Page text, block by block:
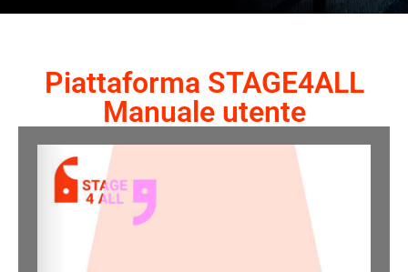
Piattaforma STAGE4ALL
Manuale utente